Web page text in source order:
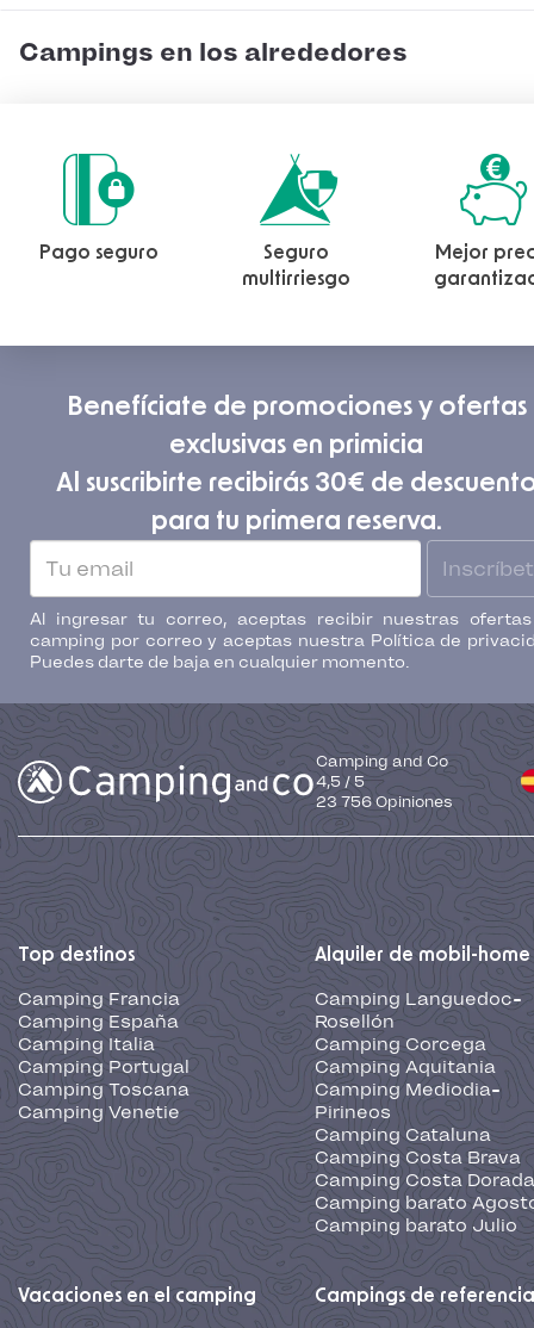
Campings en los alrededores
Pago seguro
Seguro
multirriesgo
Mejor
Benefíciate de promociones y ofertas
exclusivas en primicia
Al suscribirte recibirás 30€ de
para tu primera reserva.
Al ingresar tu correo, aceptas recibir nuestras
camping por correo y aceptas nuestra Política de
Puedes darte de baja en cualquier momento.
Camping and Co
4,5 / 5
23 756 Opiniones
Top destinos
Camping Francia
Camping España
Camping Italia
Camping Portugal
Camping Toscana
Camping Venetie
Alquiler de mobil-home
Camping Languedoc-
Rosellón
Camping Corcega
Camping Aquitania
Camping Mediodia-
Pirineos
Camping Cataluna
Camping Costa Brava
Camping Costa Dorada
Camping barato
Camping barato Julio
Vacaciones en el camping Campings de referencia